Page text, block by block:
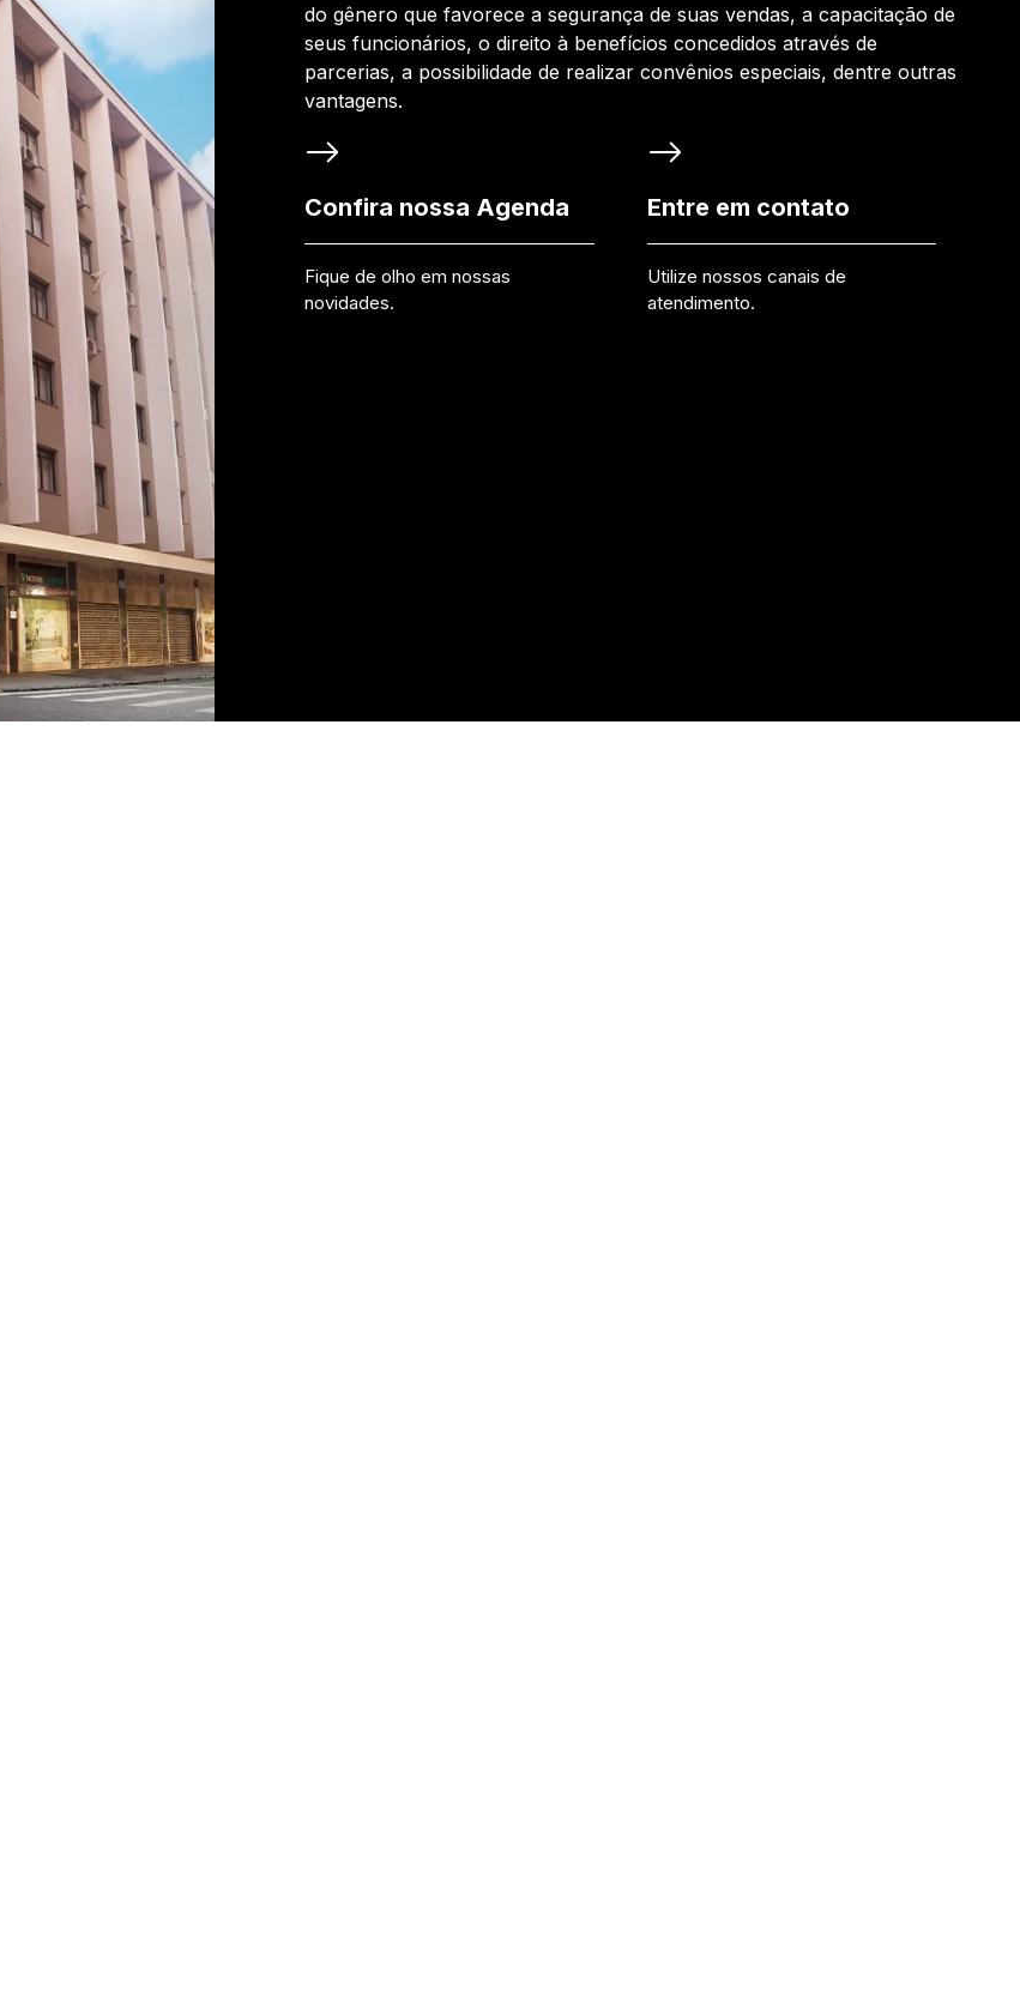
do gênero que favorece a segurança de suas vendas, a capacitação de
seus funcionários, o direito à benefícios concedidos através de
parcerias, a possibilidade de realizar convênios especiais, dentre outras
vantagens.
Confira nossa Agenda
Fique de olho em nossas
novidades.
Entre em contato
Utilize nossos canais de
atendimento.